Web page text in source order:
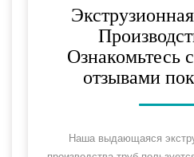
Ознакомьтесь
отзывами
Наша выдающаяся